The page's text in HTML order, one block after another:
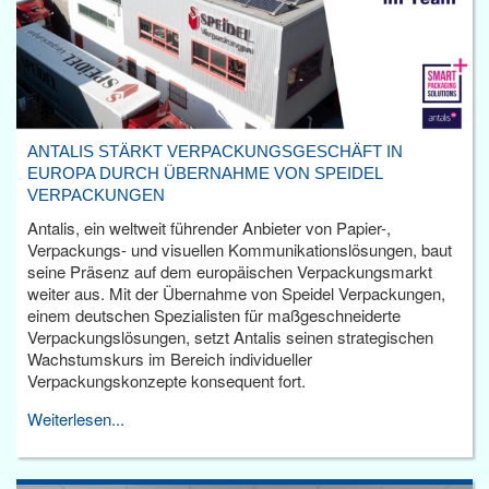
ANTALIS STÄRKT VERPACKUNGSGESCHÄFT IN
EUROPA DURCH ÜBERNAHME VON SPEIDEL
VERPACKUNGEN
Antalis, ein weltweit führender Anbieter von Papier-,
Verpackungs- und visuellen Kommunikationslösungen, baut
seine Präsenz auf dem europäischen Verpackungsmarkt
weiter aus. Mit der Übernahme von Speidel Verpackungen,
einem deutschen Spezialisten für maßgeschneiderte
Verpackungslösungen, setzt Antalis seinen strategischen
Wachstumskurs im Bereich individueller
Verpackungskonzepte konsequent fort.
Weiterlesen...